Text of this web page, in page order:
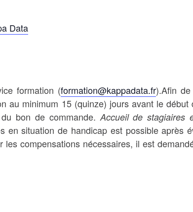
Data
formation (formation@kappadata.fr).Afin
au minimum 15 (quinze) jours avant le début
bon de commande. Accueil de stagiaires
en situation de handicap est possible après
compensations nécessaires, il est